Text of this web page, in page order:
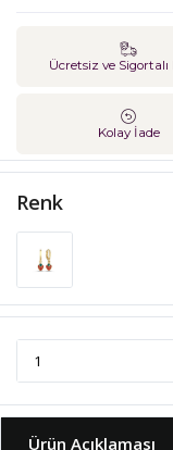
Ücretsiz ve Sigortalı
Kolay İade
Renk
Ürün Açıklaması